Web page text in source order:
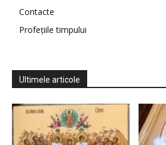
Contacte
Profețiile timpului
Ultimele articole